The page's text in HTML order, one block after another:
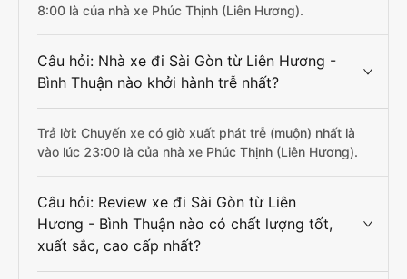
8:00 là của nhà xe Phúc Thịnh (Liên Hương).
Câu hỏi: Nhà xe đi Sài Gòn từ Liên Hương -
Bình Thuận nào khởi hành trễ nhất?
Trả lời: Chuyến xe có giờ xuất phát trễ (muộn) nhất là
vào lúc 23:00 là của nhà xe Phúc Thịnh (Liên Hương).
Câu hỏi: Review xe đi Sài Gòn từ Liên
Hương - Bình Thuận nào có chất lượng tốt,
xuất sắc, cao cấp nhất?